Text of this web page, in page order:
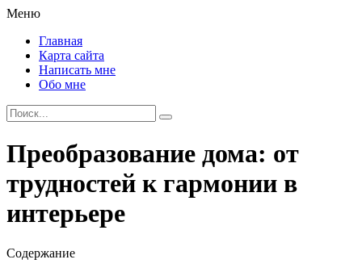
Меню
Главная
Карта сайта
Написать мне
Обо мне
Преобразование дома: от
трудностей к гармонии в
интерьере
Содержание